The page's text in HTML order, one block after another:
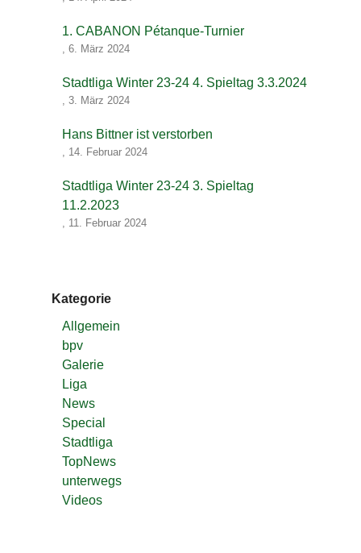
1. CABANON Pétanque-Turnier
, 6. März 2024
Stadtliga Winter 23-24 4. Spieltag 3.3.2024
, 3. März 2024
Hans Bittner ist verstorben
, 14. Februar 2024
Stadtliga Winter 23-24 3. Spieltag
11.2.2023
, 11. Februar 2024
Kategorie
Allgemein
bpv
Galerie
Liga
News
Special
Stadtliga
TopNews
unterwegs
Videos